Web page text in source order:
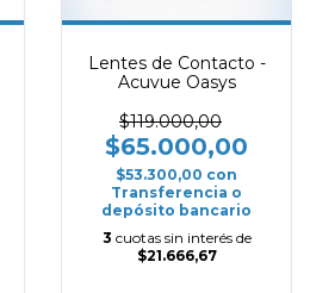
Lentes de Contacto -
Acuvue Oasys
$119.000,00
$65.000,00
$53.300,00 con
Transferencia o
depósito bancario
3 cuotas sin interés de
$21.666,67